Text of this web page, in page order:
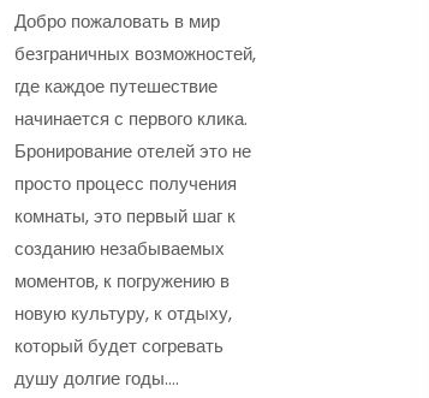
Добро пожаловать в мир
безграничных возможностей,
где каждое путешествие
начинается с первого клика.
Бронирование отелей это не
просто процесс получения
комнаты, это первый шаг к
созданию незабываемых
моментов, к погружению в
новую культуру, к отдыху,
который будет согревать
душу долгие годы.…